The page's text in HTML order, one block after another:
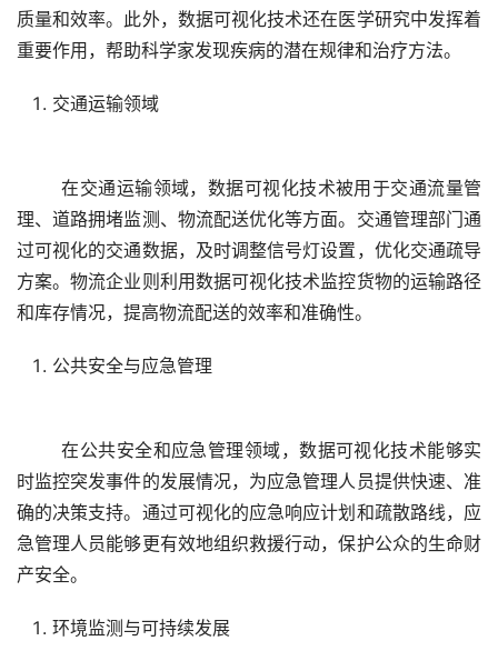
质量和效率。此外，数据可视化技术还在医学研究中发挥着
交通运输领域
	在交通运输领域，数据可视化技术被用于交通流量管
理、道路拥堵监测、物流配送优化等方面。交通管理部门通
过可视化的交通数据，及时调整信号灯设置，优化交通疏导
方案。物流企业则利用数据可视化技术监控货物的运输路径
公共安全与应急管理
	在公共安全和应急管理领域，数据可视化技术能够实
时监控突发事件的发展情况，为应急管理人员提供快速、准
确的决策支持。通过可视化的应急响应计划和疏散路线，应
急管理人员能够更有效地组织救援行动，保护公众的生命财
环境监测与可持续发展